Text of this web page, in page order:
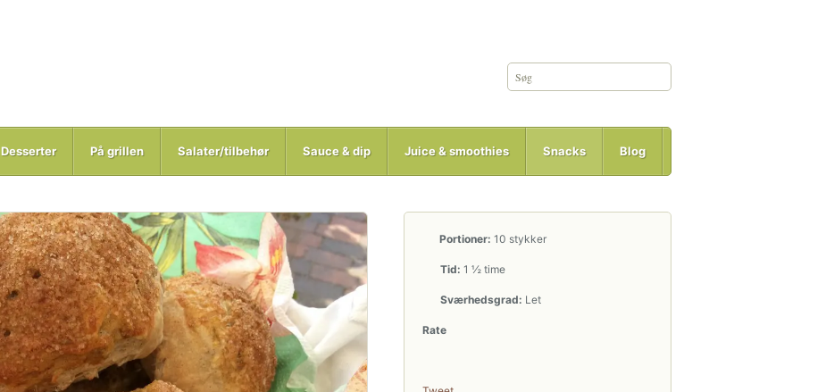
Desserter På grillen Salater/tilbehør Sauce & dip Juice & smoothies Snacks Blog
Portioner: 10 stykker
Tid: 1 ½ time
Sværhedsgrad: Let
Rate